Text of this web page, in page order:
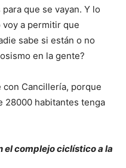
que se vayan. Y lo
voy a permitir que
sabe si están o no
en la gente?
Cancillería, porque
28000 habitantes tenga
el complejo ciclístico a la